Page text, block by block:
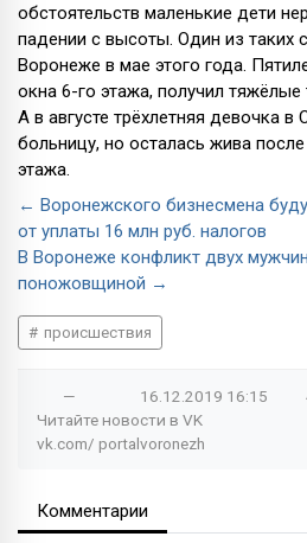
обстоятельств маленькие дети
падении с высоты. Один из таких
Воронеже в мае этого года.
окна 6-го этажа, получил
А в августе трёхлетняя девочка в
больницу, но осталась жива
этажа.
← Воронежского бизнесмена
от уплаты 16 млн руб. налогов
В Воронеже конфликт двух
поножовщиной →
происшествия
— 16.12.2019 16:15
Читайте новости в VK
vk.com/ portalvoronezh
Комментарии